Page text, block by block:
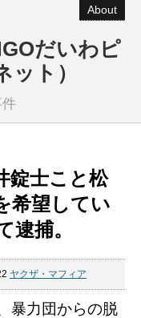
About
だいわピ
ト）
錠士こと松
希望してい
逮捕。
ヤクザ・マフィア
暴力団からの脱